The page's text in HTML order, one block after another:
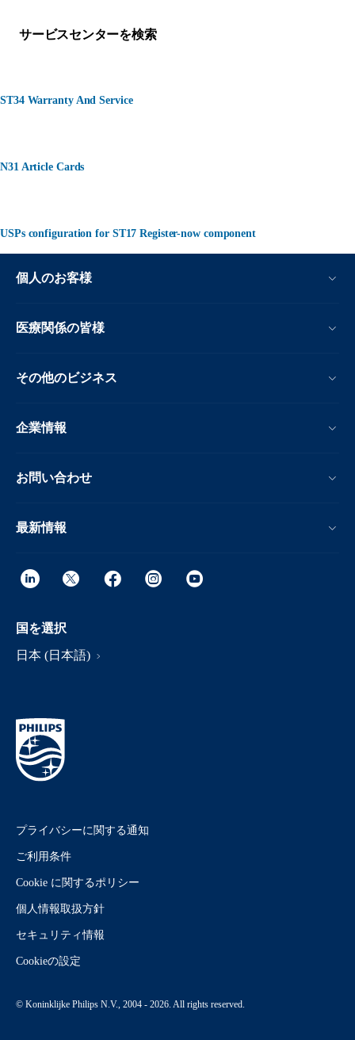
サービスセンターを検索
ST34 Warranty And Service
N31 Article Cards
USPs configuration for ST17 Register-now component
個人のお客様
医療関係の皆様
その他のビジネス
企業情報
お問い合わせ
最新情報
国を選択
日本 (日本語)
プライバシーに関する通知
ご利用条件
Cookie に関するポリシー
個人情報取扱方針
セキュリティ情報
Cookieの設定
© Koninklijke Philips N.V., 2004 - 2026. All rights reserved.